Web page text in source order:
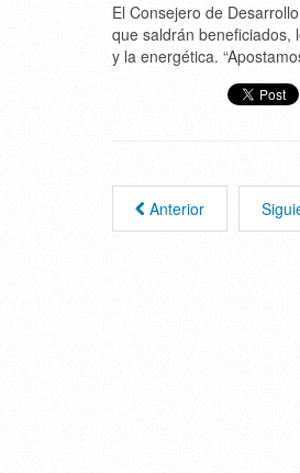
El Consejero de
que saldrán beneficiados,
y la energética.
Anterior